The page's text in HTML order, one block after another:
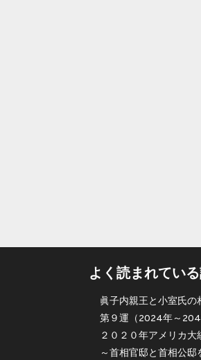
よく読まれてい
眞子内親王と小室氏
第９運（2024年～
２０２０年アメリカ
～首相官邸と首相公